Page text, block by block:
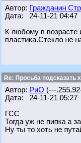
Автор: Гражданин
Дата: 24-11-21 04:47
К любому в возрасте
пластика.Стекло не
Re: Просьба подсказать
Автор: РиО (---
Дата: 24-11-21 05:27
ГСС
Тогда уж не пипка а
Ну ты то хоть не